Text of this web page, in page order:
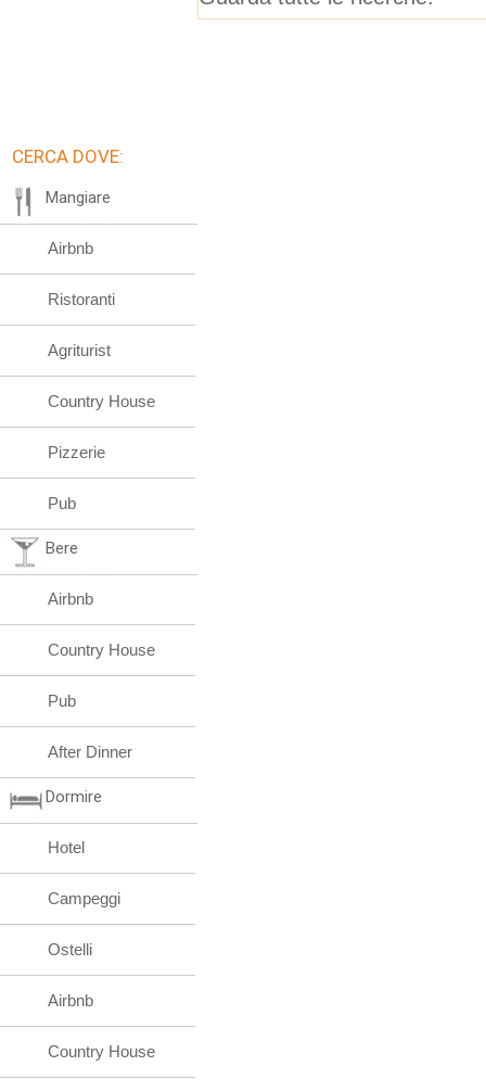
CERCA DOVE:
Mangiare
Airbnb
Ristoranti
Agriturist
Country House
Pizzerie
Pub
Bere
Airbnb
Country House
Pub
After Dinner
Dormire
Hotel
Campeggi
Ostelli
Airbnb
Country House